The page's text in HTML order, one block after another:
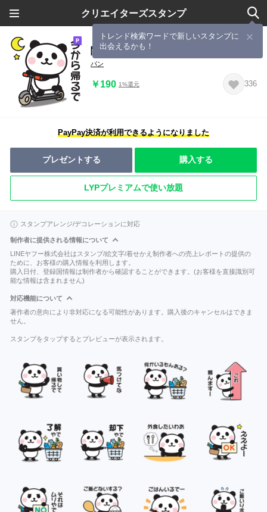
クリエイターズスタンプ
トレンド検索ワードで新しいスタンプに
出会えるかも！
関西弁ぱんだ♡家族連絡用スタンプ５
パン
￥190 1%還元 336
PayPay決済が利用できるようになりました
プレゼントする 購入する
LYPプレミアムで使い放題
スタンプアレンジ/デコレーションに対応
制作者に提供される情報について
LINEヤフー株式会社はスタンプ/絵文字/着せかえ制作者への売上レポートの提供の
ために、お客様の購入情報を利用します。
購入日付、登録国情報は制作者から確認することができます。(お客様を直接識別可
能な情報は含まれません)
対応機能について
著作者の意向により非対応になる可能性があります。購入後のキャンセルはできま
せん。
スタンプをタップするとプレビューが表示されます。